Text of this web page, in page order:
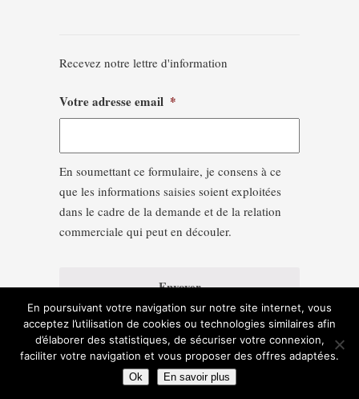
Recevez notre lettre d'information
Votre adresse email *
En soumettant ce formulaire, je consens à ce
que les informations saisies soient exploitées
dans le cadre de la demande et de la relation
commerciale qui peut en découler.
En poursuivant votre navigation sur notre site internet, vous
acceptez l’utilisation de cookies ou technologies similaires afin
d’élaborer des statistiques, de sécuriser votre connexion,
faciliter votre navigation et vous proposer des offres adaptées.
Ok En savoir plus